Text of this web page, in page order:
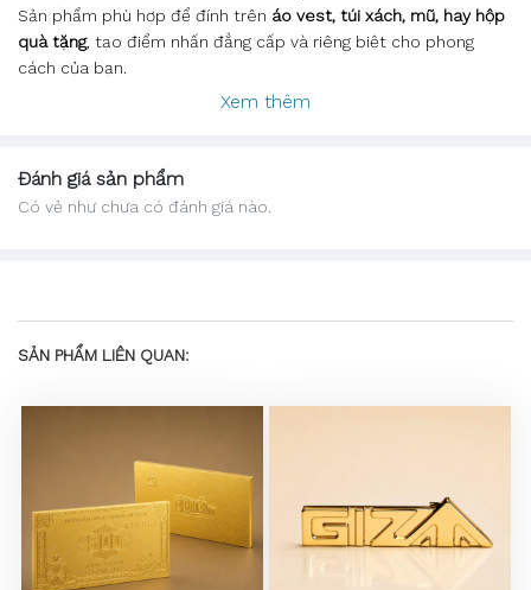
Sản phẩm phù hợp để đính trên áo vest, túi xách, mũ, hay hộp
quà tặng, tạo điểm nhấn đẳng cấp và riêng biệt cho phong
cách của bạn.
Xem thêm
Đánh giá sản phẩm
Có vẻ như chưa có đánh giá nào.
SẢN PHẨM LIÊN QUAN: